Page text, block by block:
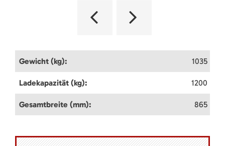
Gewicht (kg): 1035
Ladekapazität (kg): 1200
Gesamtbreite (mm): 865